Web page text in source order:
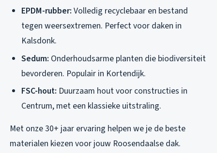
EPDM-rubber: Volledig recyclebaar en bestand
tegen weersextremen. Perfect voor daken in
Kalsdonk.
Sedum: Onderhoudsarme planten die biodiversiteit
bevorderen. Populair in Kortendijk.
FSC-hout: Duurzaam hout voor constructies in
Centrum, met een klassieke uitstraling.
Met onze 30+ jaar ervaring helpen we je de beste
materialen kiezen voor jouw Roosendaalse dak.